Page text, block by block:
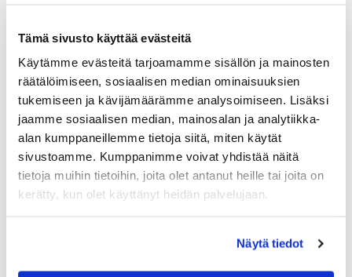
Tämä sivusto käyttää evästeitä
Käytämme evästeitä tarjoamamme sisällön ja mainosten
räätälöimiseen, sosiaalisen median ominaisuuksien
tukemiseen ja kävijämäärämme analysoimiseen. Lisäksi
jaamme sosiaalisen median, mainosalan ja analytiikka-
alan kumppaneillemme tietoja siitä, miten käytät
sivustoamme. Kumppanimme voivat yhdistää näitä
tietoja muihin tietoihin, joita olet antanut heille tai joita on
kerätty, kun olet käyttänyt heidän palvelujaan.
Näytä tiedot
Aamuaerobinen. 90-luvun bodauslehdistä
tuttu aamuaerobinen on monelle helppo ja
vaivaton tapa saada useampi lenkki viikkoon
ilman että se haukkaa aikaa muualta tai
pidentää salitreenin kestoa. Tyhjällä vatsalla
tehtävä on mahdollisesti nopein ja helpoin
odottamaan aamupalan sulamista vaan lenkille